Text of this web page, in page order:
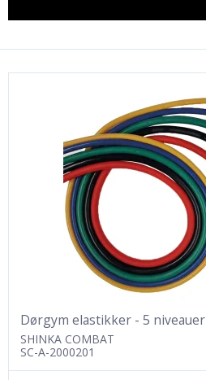
Dørgym elastikker - 5 niveauer
SHINKA COMBAT
SC-A-2000201